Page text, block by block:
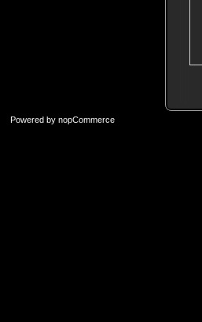
Powered by nopCommerce